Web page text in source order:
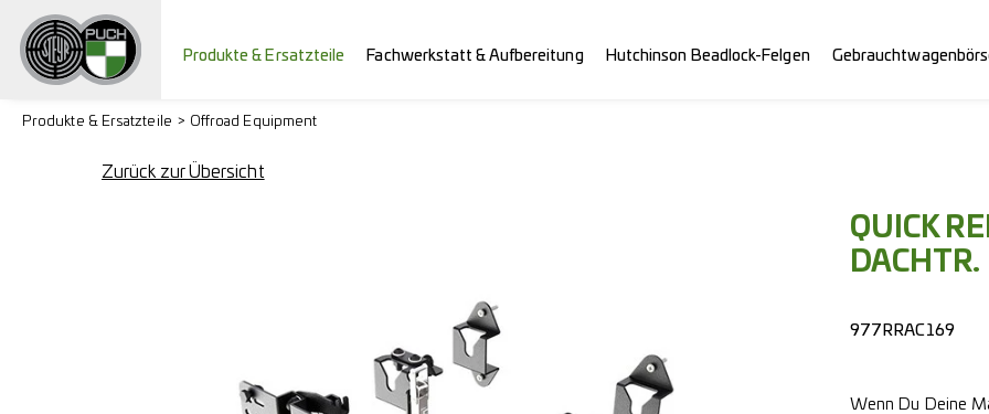
Produkte & Ersatzteile Fachwerkstatt & Aufbereitung Hutchinson Beadlock-Felgen
Produkte & Ersatzteile Offroad Equipment
Zurück zur Übersicht
QUICK
DACHTR.
977RRAC169
Wenn Du Deine